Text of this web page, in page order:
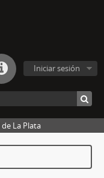
Iniciar sesión
La Plata